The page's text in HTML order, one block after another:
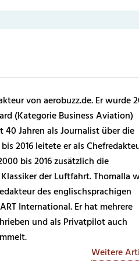
von aerobuzz.de. Er wurde
(Kategorie Business Aviation)
Jahren als Journalist über die
2016 leitete er als
bis 2016 zusätzlich die
der Luftfahrt. Thomalla
des englischsprachigen
International. Er hat mehrere
und als Privatpilot auch
Weitere